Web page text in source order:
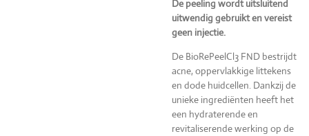
De peeling wordt uitsluitend
uitwendig gebruikt en vereist
geen injectie.
De BioRePeelCl3 FND bestrijdt
acne, oppervlakkige littekens
en dode huidcellen. Dankzij de
unieke ingrediënten heeft het
een hydraterende en
revitaliserende werking op de